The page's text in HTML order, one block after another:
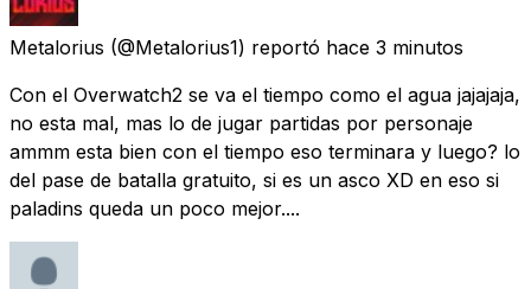
Metalorius (@Metalorius1) reportó hace 3 minutos
Con el Overwatch2 se va el tiempo como el agua jajajaja,
no esta mal, mas lo de jugar partidas por personaje
ammm esta bien con el tiempo eso terminara y luego? lo
del pase de batalla gratuito, si es un asco XD en eso si
paladins queda un poco mejor....